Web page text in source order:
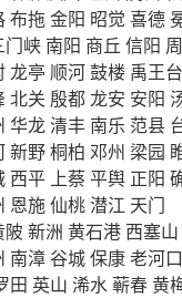
布拖金阳 昭觉 喜德
门峡 南阳 商丘 信阳
龙亭 顺河鼓楼 禹王台
北关 殷都龙安 安阳
华龙清丰 南乐 范县
新野桐柏 邓州 梁园
西平 上蔡 平舆 正阳
恩施仙桃潜江 天门
陂 新洲 黄石港 西塞山
南漳谷城保康老河口
田 英山 浠水蕲春黄